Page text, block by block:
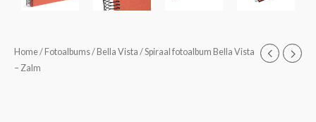
Home/ Fotoalbums/ Bella Vista / Spiraal fotoalbum Bella Vista
– Zalm
Prijsklasse:
Spiraal
fotoalbum